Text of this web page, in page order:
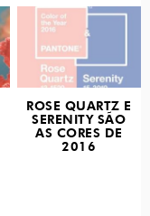
ROSE QUARTZ E
SERENITY SÃO
AS CORES DE
2016